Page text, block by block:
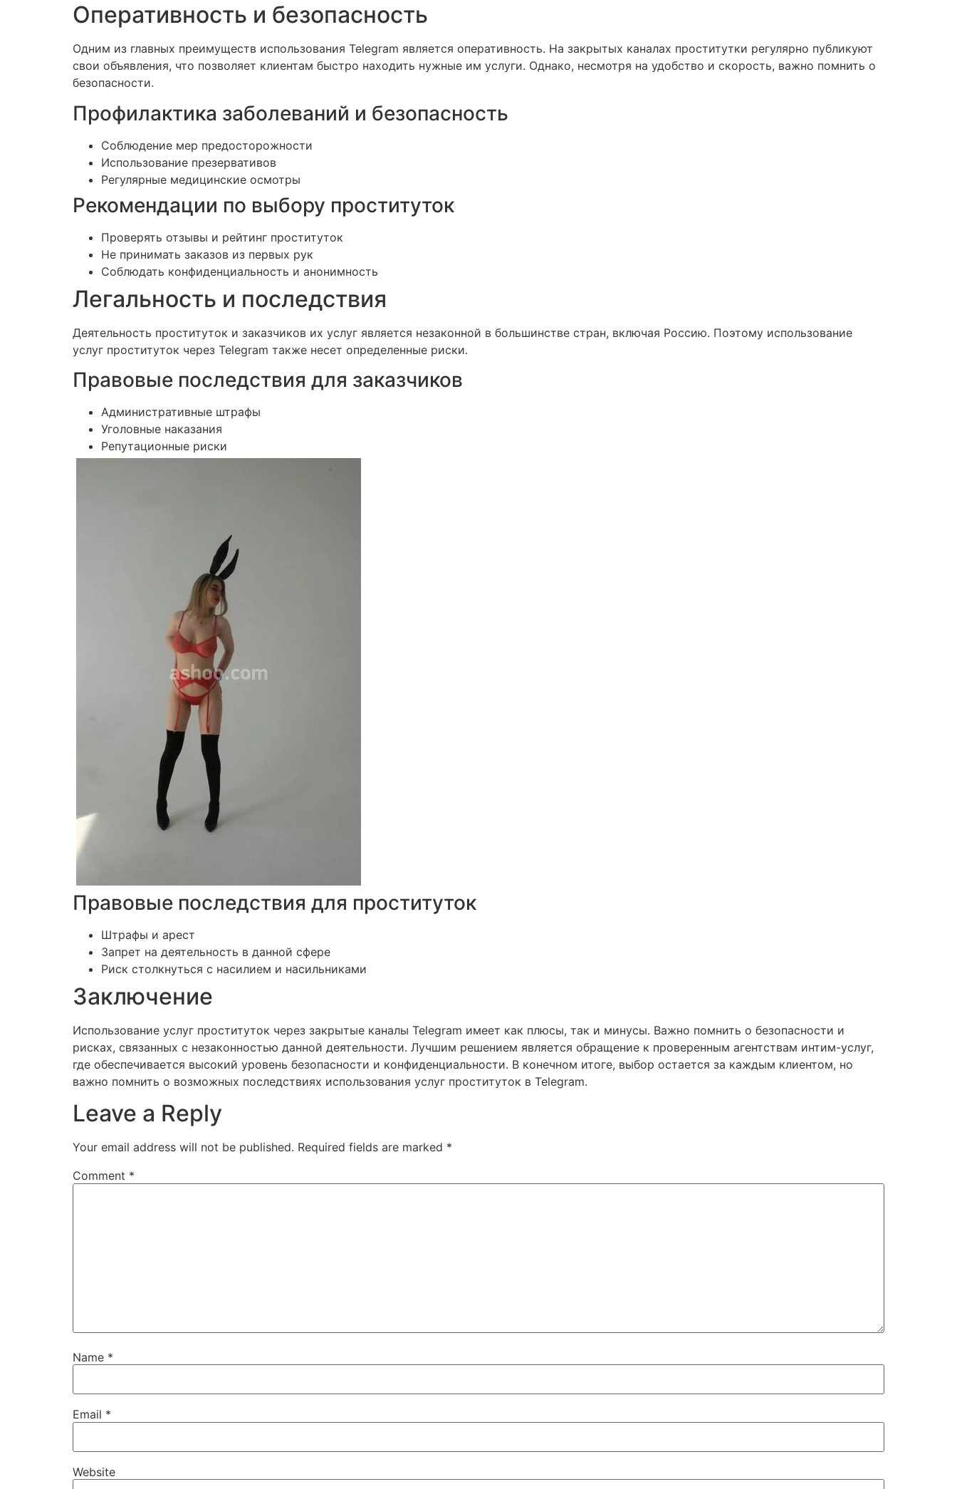
Оперативность и безопасность
Одним из главных преимуществ использования Telegram является оперативность. На закрытых каналах проститутки регулярно публикуют
свои объявления, что позволяет клиентам быстро находить нужные им услуги. Однако, несмотря на удобство и скорость, важно помнить о
безопасности.
Профилактика заболеваний и безопасность
Соблюдение мер предосторожности
Использование презервативов
Регулярные медицинские осмотры
Рекомендации по выбору проституток
Проверять отзывы и рейтинг проституток
Не принимать заказов из первых рук
Соблюдать конфиденциальность и анонимность
Легальность и последствия
Деятельность проституток и заказчиков их услуг является незаконной в большинстве стран, включая Россию. Поэтому использование
услуг проституток через Telegram также несет определенные риски.
Правовые последствия для заказчиков
Административные штрафы
Уголовные наказания
Репутационные риски
Правовые последствия для проституток
Штрафы и арест
Запрет на деятельность в данной сфере
Риск столкнуться с насилием и насильниками
Заключение
Использование услуг проституток через закрытые каналы Telegram имеет как плюсы, так и минусы. Важно помнить о безопасности и
рисках, связанных с незаконностью данной деятельности. Лучшим решением является обращение к проверенным агентствам интим-услуг,
где обеспечивается высокий уровень безопасности и конфиденциальности. В конечном итоге, выбор остается за каждым клиентом, но
важно помнить о возможных последствиях использования услуг проституток в Telegram.
Leave a Reply
Your email address will not be published. Required fields are marked *
Comment *
Name *
Email *
Website